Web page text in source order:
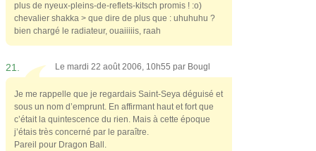
plus de nyeux-pleins-de-reflets-kitsch promis ! :o)
chevalier shakka > que dire de plus que : uhuhuhu ?
bien chargé le radiateur, ouaiiiiis, raah
21. Le mardi 22 août 2006, 10h55 par Bougl
Je me rappelle que je regardais Saint-Seya déguisé et
sous un nom d’emprunt. En affirmant haut et fort que
c’était la quintescence du rien. Mais à cette époque
j’étais très concerné par le paraître.
Pareil pour Dragon Ball.